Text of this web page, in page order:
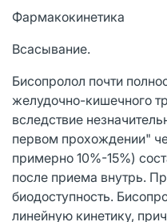
Фармакокинетика
Всасывание.
Бисопролол почти
желудочно-кишечного
вследствие
первом прохождении"
примерно 10%-15%)
после приема внутрь.
биодоступность.
линейную кинетику,